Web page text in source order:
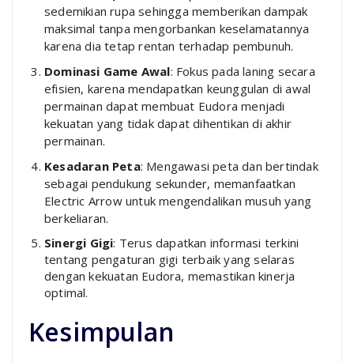
sedemikian rupa sehingga memberikan dampak
maksimal tanpa mengorbankan keselamatannya
karena dia tetap rentan terhadap pembunuh.
Dominasi Game Awal: Fokus pada laning secara
efisien, karena mendapatkan keunggulan di awal
permainan dapat membuat Eudora menjadi
kekuatan yang tidak dapat dihentikan di akhir
permainan.
Kesadaran Peta: Mengawasi peta dan bertindak
sebagai pendukung sekunder, memanfaatkan
Electric Arrow untuk mengendalikan musuh yang
berkeliaran.
Sinergi Gigi: Terus dapatkan informasi terkini
tentang pengaturan gigi terbaik yang selaras
dengan kekuatan Eudora, memastikan kinerja
optimal.
Kesimpulan